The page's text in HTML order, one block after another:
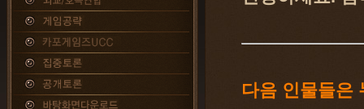
다음 인물들은